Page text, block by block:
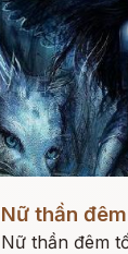
Nữ thần
Nữ thần đêm